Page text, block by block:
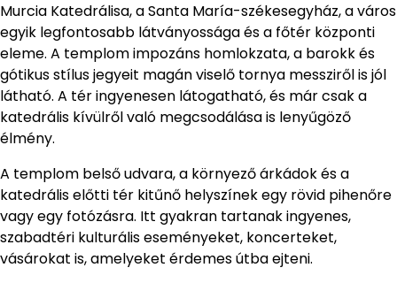
Murcia Katedrálisa, a Santa María-székesegyház, a város
egyik legfontosabb látványossága és a főtér központi
eleme. A templom impozáns homlokzata, a barokk és
gótikus stílus jegyeit magán viselő tornya messziről is jól
látható. A tér ingyenesen látogatható, és már csak a
katedrális kívülről való megcsodálása is lenyűgöző
élmény.
A templom belső udvara, a környező árkádok és a
katedrális előtti tér kitűnő helyszínek egy rövid pihenőre
vagy egy fotózásra. Itt gyakran tartanak ingyenes,
szabadtéri kulturális eseményeket, koncerteket,
vásárokat is, amelyeket érdemes útba ejteni.